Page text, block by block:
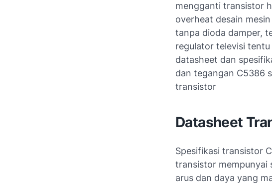
mengganti transistor
overheat desain
tanpa dioda damper,
regulator televisi
datasheet dan
dan tegangan C5386
transistor
Datasheet
Spesifikasi transistor
transistor mempunyai
arus dan daya yang